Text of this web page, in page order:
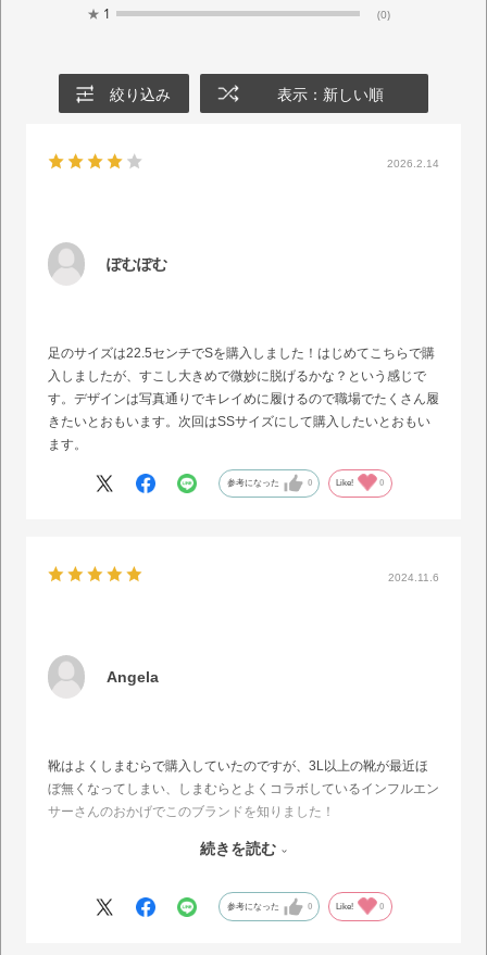
★ 1 (0)
絞り込み 表示：新しい順
2026.2.14
ぽむぽむ
足のサイズは22.5センチでSを購入しました！はじめてこちらで購
入しましたが、すこし大きめで微妙に脱げるかな？という感じで
す。デザインは写真通りでキレイめに履けるので職場でたくさん履
きたいとおもいます。次回はSSサイズにして購入したいとおもい
ます。
参考になった 0 Like! 0
2024.11.6
Angela
靴はよくしまむらで購入していたのですが、3L以上の靴が最近ほ
ぼ無くなってしまい、しまむらとよくコラボしているインフルエン
サーさんのおかげでこのブランドを知りました！
っていて嬉しかったです！続きを読む
参考になった 0 Like! 0